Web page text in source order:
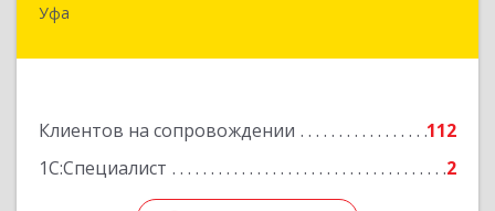
Уфа
Клиентов на сопровождении
112
1С:Специалист
2
450006, Башкортостан Респ, Уфа г, Ленина ул,